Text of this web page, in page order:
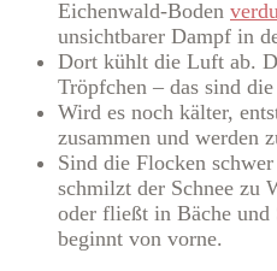
Eichenwald-Boden
unsichtbarer Dampf in
Dort kühlt die Luft ab.
Tröpfchen – das sind
Wird es noch kälter,
zusammen und werden
Sind die Flocken
schmilzt der Schnee zu
oder fließt in Bäche und
beginnt von vorne.